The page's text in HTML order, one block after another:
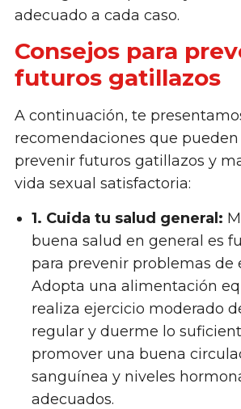
adecuado a cada caso.
Consejos para
futuros gatillazos
A continuación, te
recomendaciones que
prevenir futuros gatillazos y
vida sexual satisfactoria:
1. Cuida tu salud general:
buena salud en general es
para prevenir problemas de
Adopta una alimentación
realiza ejercicio moderado
regular y duerme lo
promover una buena
sanguínea y niveles
adecuados.